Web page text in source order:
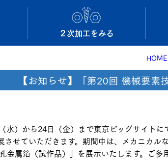
２次加工をみる
HOME
【お知らせ】「第20回 機械要素
水）から24日（金）まで東京ビッグサイト
させていただきます。期間中は、メカニカ
金属箔（試作品）」を展示いたします。ご多